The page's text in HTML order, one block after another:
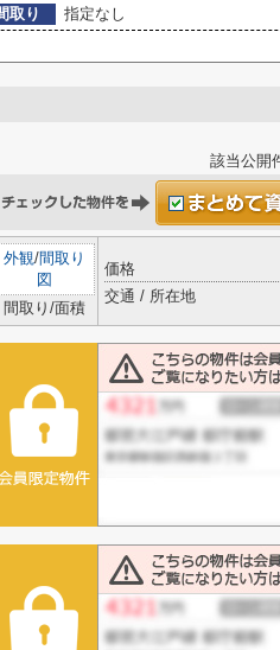
取り
指定なし
該当公開
外観/間取り
図
間取り/面積
価格
交通 / 所在地